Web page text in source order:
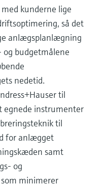
kunderne lige
så det
anlægsplanlægning
og budgetmålene
nedetid.
til
egnede instrumenter
til
for anlægget
samt
og
minimerer